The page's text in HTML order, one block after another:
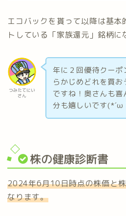
エコバックを貰って以降は基本
トしている「家族還元」銘柄に
つみたてにい
さん
年に２回優待クー
らかじめどれを買
ですね！奥さんも
分も嬉しいです
株の健康診断書
2024年6月10日時点の株価と
なります。